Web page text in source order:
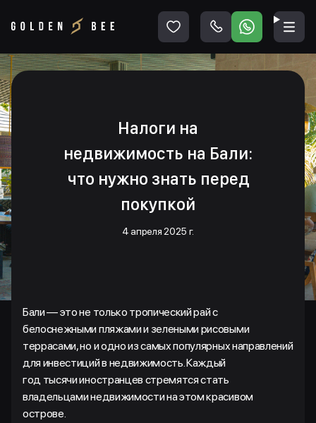
Налоги на
недвижимость на Бали:
что нужно знать перед
покупкой
4 апреля 2025 г.
Бали — это не только тропический рай с
белоснежными пляжами и зелеными рисовыми
террасами, но и одно из самых популярных направлений
для инвестиций в недвижимость. Каждый
год тысячи иностранцев стремятся стать
владельцами недвижимости на этом красивом
острове.